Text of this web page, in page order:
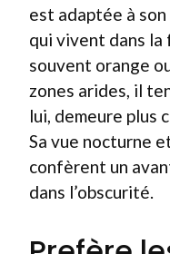
est adaptée à
qui vivent dans
souvent orange
zones arides, il
lui, demeure plus
Sa vue nocturne
confèrent un
dans l’obscurité.